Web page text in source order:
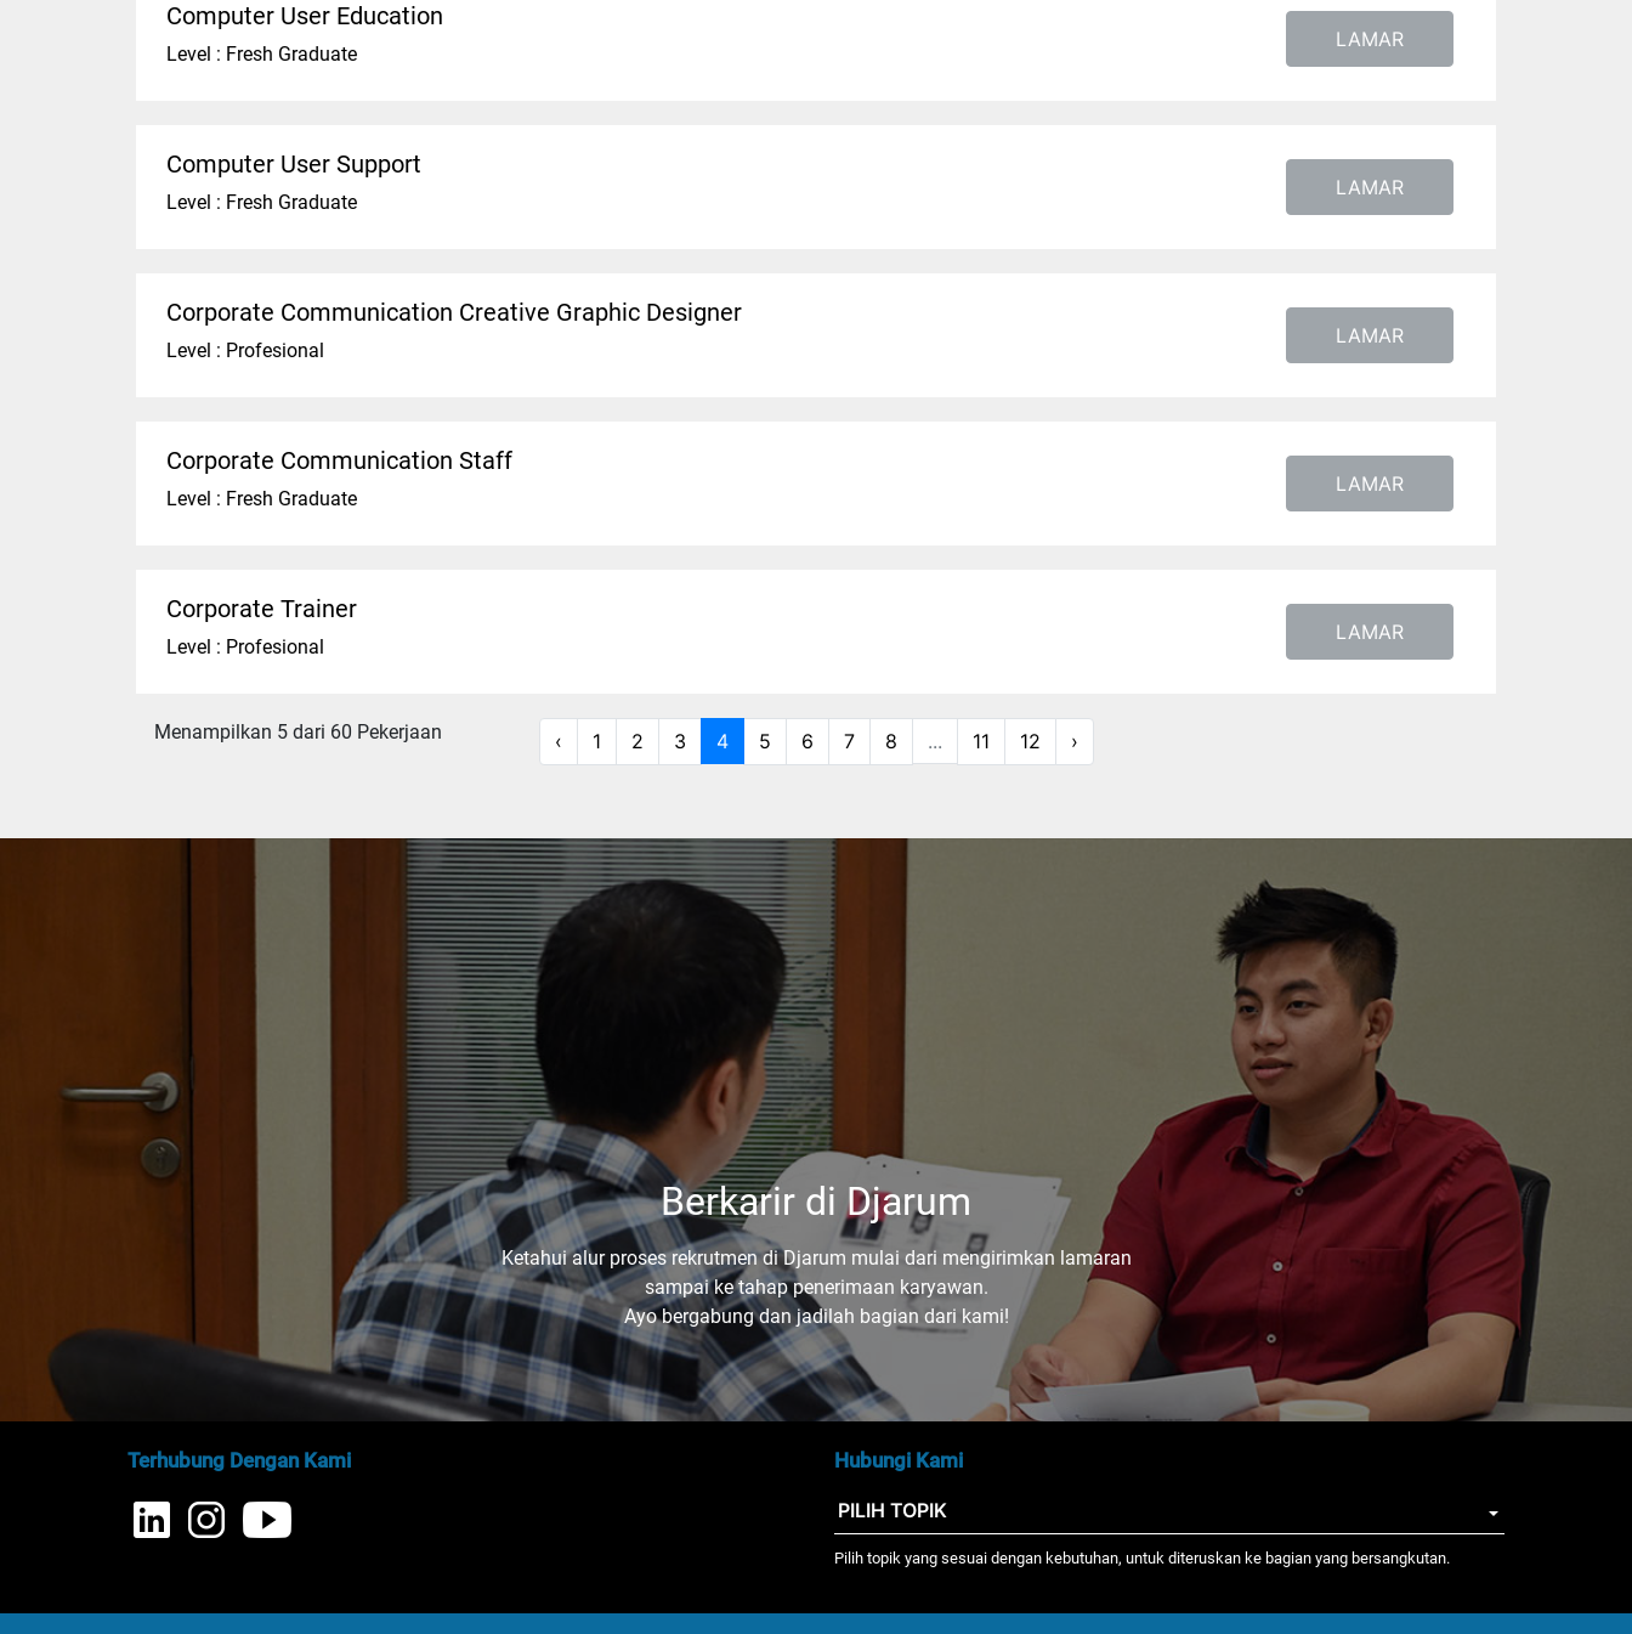
Computer User Education
Level : Fresh Graduate
LAMAR
Computer User Support
Level : Fresh Graduate
LAMAR
Corporate Communication Creative Graphic Designer
Level : Profesional
LAMAR
Corporate Communication Staff
Level : Fresh Graduate
LAMAR
Corporate Trainer
Level : Profesional
LAMAR
Menampilkan 5 dari 60 Pekerjaan ‹ 1 2 3 4 5 6 7 8 ... 11 12 ›
Berkarir di Djarum
Ketahui alur proses rekrutmen di Djarum mulai dari mengirimkan lamaran
sampai ke tahap penerimaan karyawan.
Ayo bergabung dan jadilah bagian dari kami!
Terhubung Dengan Kami Hubungi Kami
Pilih topik yang sesuai dengan kebutuhan, untuk diteruskan ke bagian yang bersangkutan.